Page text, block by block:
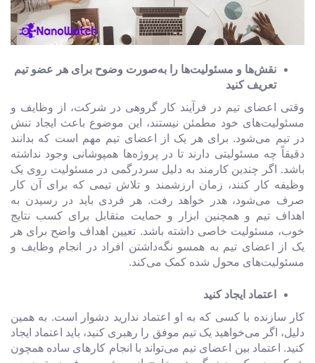
نقش‌ها و مسئولیت‌ها را به‌صورت وضوح برای هر عضو تیم
تعریف کنید
وقتی اعضای تیم در فرآیند کار گروهی در شرکت، از وظایف و
مسئولیت‌های خود مطمئن نیستند، این موضوع باعث ایجاد تنش
در تیم می‌شود. برای هر یک از اعضای تیم مهم است که بدانند
دقیقاً چه مسئولیتی دارند تا در پروژه‌ها همپوشانی وجود نداشته
باشد. اگر چندین کارمند به دلیل سردرگمی در مسئولیت روی یک
وظیفه کار کنند، زمان ارزشمند و تلاش تیمی که برای آن کار
صرف می‌شود، هدر خواهد رفت. هر فردی باید در رسیدن به
اهداف تیم و همچنین ابزار و حمایت متقابل برای کسب نتایج
خوب، مسئولیت خاصی داشته باشد. تعیین اهداف واضح برای هر
یک از اعضای تیم به همسو نگه‌داشتن افراد در انجام وظایف و
مسئولیت‌های محول شده کمک می‌کند.
اعتماد ایجاد کنید
کار سازنده با کسی که به او اعتماد ندارید دشوار است. به همین
دلیل، اگر می‌خواهید یک تیم موفق را رهبری کنید، باید اعتماد ایجاد
کنید. اعتماد بین اعضای تیم می‌تواند با انجام کارهای ساده همچون